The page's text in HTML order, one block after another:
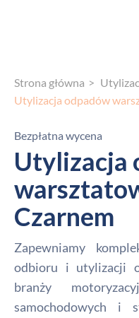
Strona główna
Utylizacja odpadów
Bezpłatna wycena
Utylizacja
Czarnem
Zapewniamy
odbioru i utylizacji
branży
samochodowych i